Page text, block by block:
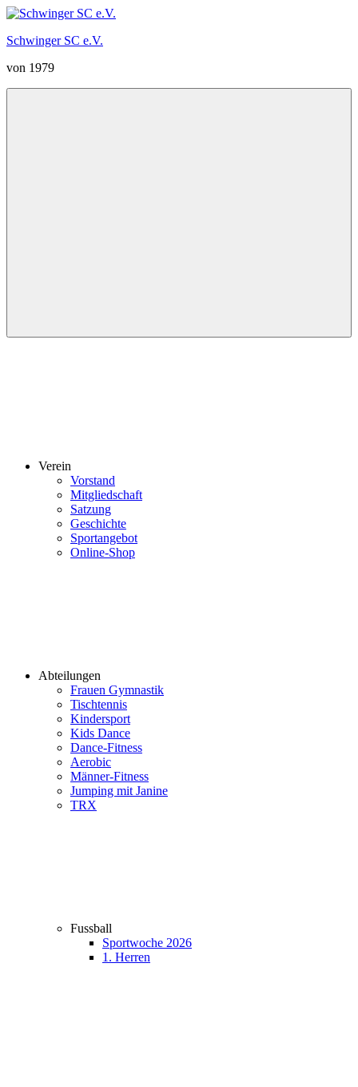
Zum
springen
Schwinger SC e.V.
von 1979
Verein
Vorstand
Mitgliedschaft
Satzung
Geschichte
Sportangebot
Online-Shop
Abteilungen
Frauen Gymnastik
Tischtennis
Kindersport
Kids Dance
Dance-Fitness
Aerobic
Männer-Fitness
Jumping mit Janine
TRX
Fussball
Sportwoche 2026
1. Herren